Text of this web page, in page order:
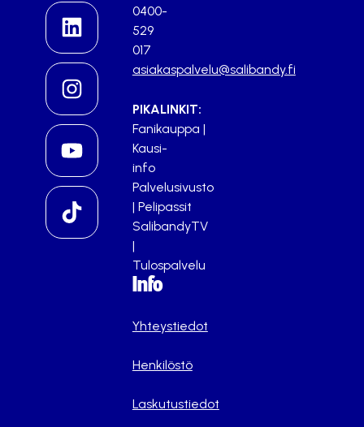
0400-
529
017
asiakaspalvelu@salibandy.fi
PIKALINKIT:
Fanikauppa |
Kausi-
info
Palvelusivusto
| Pelipassit
SalibandyTV
|
Tulospalvelu
Info
Yhteystiedot
Henkilöstö
Laskutustiedot